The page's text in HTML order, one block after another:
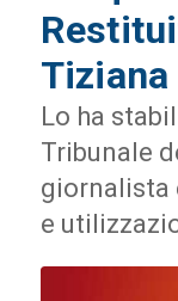
Lo ha
Tribunale
giornalista
e